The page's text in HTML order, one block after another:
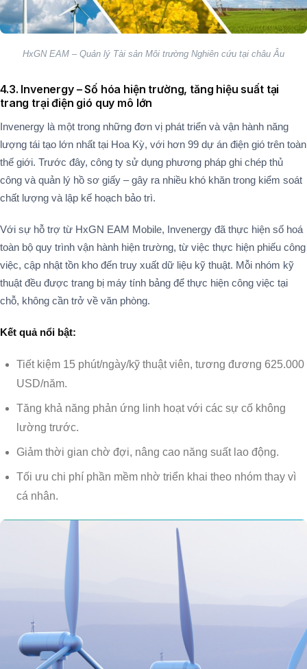
HxGN EAM – Quản lý Tài sản Môi trường Nghiên cứu tại châu Âu
4.3. Invenergy – Số hóa hiện trường, tăng hiệu suất tại
trang trại điện gió quy mô lớn
Invenergy là một trong những đơn vị phát triển và vận hành năng
lượng tái tạo lớn nhất tại Hoa Kỳ, với hơn 99 dự án điện gió trên toàn
thế giới. Trước đây, công ty sử dụng phương pháp ghi chép thủ
công và quản lý hồ sơ giấy – gây ra nhiều khó khăn trong kiểm soát
chất lượng và lập kế hoạch bảo trì​.
Với sự hỗ trợ từ HxGN EAM Mobile, Invenergy đã thực hiện số hoá
toàn bộ quy trình vận hành hiện trường, từ việc thực hiện phiếu công
việc, cập nhật tồn kho đến truy xuất dữ liệu kỹ thuật. Mỗi nhóm kỹ
thuật đều được trang bị máy tính bảng để thực hiện công việc tại
chỗ, không cần trở về văn phòng.
Kết quả nổi bật:
Tiết kiệm 15 phút/ngày/kỹ thuật viên, tương đương 625.000
USD/năm.
Tăng khả năng phản ứng linh hoạt với các sự cố không
lường trước.
Giảm thời gian chờ đợi, nâng cao năng suất lao động.
Tối ưu chi phí phần mềm nhờ triển khai theo nhóm thay vì
cá nhân.